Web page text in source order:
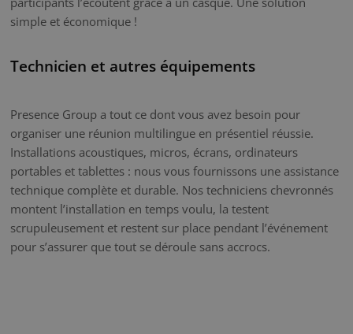
simple et économique !
Technicien et autres équipements
Presence Group a tout ce dont vous avez besoin pour
organiser une réunion multilingue en présentiel réussie.
Installations acoustiques, micros, écrans, ordinateurs
portables et tablettes : nous vous fournissons une assistance
technique complète et durable. Nos techniciens chevronnés
montent l’installation en temps voulu, la testent
scrupuleusement et restent sur place pendant l’événement
pour s’assurer que tout se déroule sans accrocs.